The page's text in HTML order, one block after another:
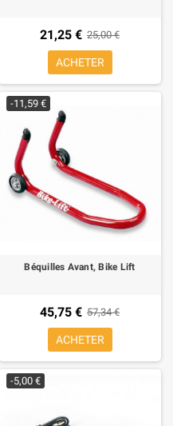
21,25 € 25,00 €
ACHETER
-11,59 €
Béquilles Avant, Bike Lift
45,75 € 57,34 €
ACHETER
-5,00 €